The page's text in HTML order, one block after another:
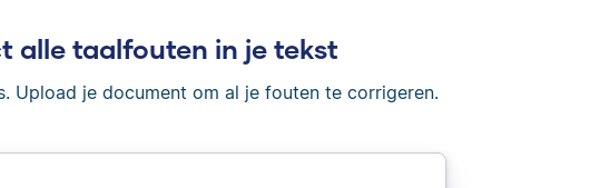
alle taalfouten in je tekst
Upload je document om al je fouten te corrigeren.